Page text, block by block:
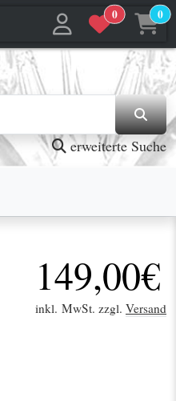
0 0
erweiterte Suche
149,00€
inkl. MwSt. zzgl. Versand